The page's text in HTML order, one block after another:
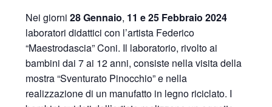
Nei giorni28 Gennaio, 11 e 25 Febbraio 2024
laboratori didattici con l’artista Federico
“Maestrodascia” Coni. Il laboratorio, rivolto ai
bambini dai 7 ai 12 anni, consiste nella visita della
mostra “Sventurato Pinocchio” e nella
realizzazione di un manufatto in legno riciclato. I